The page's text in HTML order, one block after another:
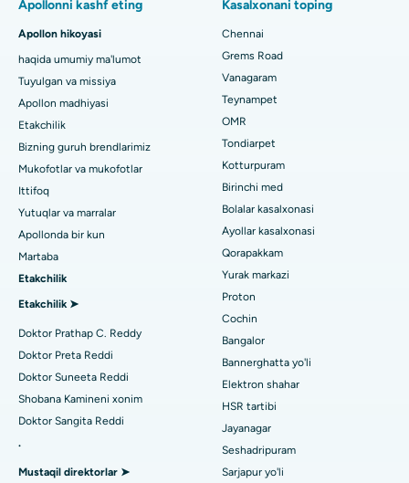
Tish shifokorini toping
Pediatrni toping
Dermatologni toping
Urologni toping
Diabetologni toping
Ginekologni toping
Umumiy shifokorni toping
Paschim Boragaon, Guwahati shahridagi eng yaxshi shifoxona
Chennaydagi PH Roaddagi eng yaxshi kasalxona
Chennaydagi ming chiroqlardagi eng yaxshi yurak markazi
Jubilee Hillsdagi eng yaxshi kasalxona, Haydarobod
Tondiarpet, Chennai shahridagi eng yaxshi shifoxona
Kotturpuram, Chennai shahridagi eng yaxshi shifoxona
Kovai yo'lidagi eng yaxshi kasalxona, Karur
Karapakkam, Chennaydagi eng yaxshi shifoxona
Arilova, Vizagdagi eng yaxshi shifoxona
Kanpur yo'lidagi eng yaxshi kasalxona, Laknau
Noida shtatidagi 26-sektordagi eng yaxshi shifoxona
Gandhinagar, Ahmedabaddagi eng yaxshi shifoxona
Sleeve gastrektomi
Lasik jarrohlik
Rinoplastika
liposuction
Koroner angiografiya
Transkateter Aorta valfini almashtirish
MitraClip vana ta'mirlash
Kateterni yo'q qilish
Orqaga elkalarni almashtirish
Apollonni kashf eting
Apollon hikoyasi
haqida umumiy ma'lumot
Tuyulgan va missiya
Apollon madhiyasi
Etakchilik
Bizning guruh brendlarimiz
Mukofotlar va mukofotlar
Ittifoq
Yutuqlar va marralar
Apollonda bir kun
Martaba
Etakchilik
Etakchilik ➤
Doktor Prathap C. Reddy
Doktor Preta Reddi
Doktor Suneeta Reddi
Shobana Kamineni xonim
Doktor Sangita Reddi
.
Mustaqil direktorlar ➤
Kasalxonani toping
Chennai
Grems Road
Vanagaram
Teynampet
OMR
Tondiarpet
Kotturpuram
Birinchi med
Bolalar kasalxonasi
Ayollar kasalxonasi
Qorapakkam
Yurak markazi
Proton
Cochin
Bangalor
Bannerghatta yo'li
Elektron shahar
HSR tartibi
Jayanagar
Seshadripuram
Sarjapur yo'li